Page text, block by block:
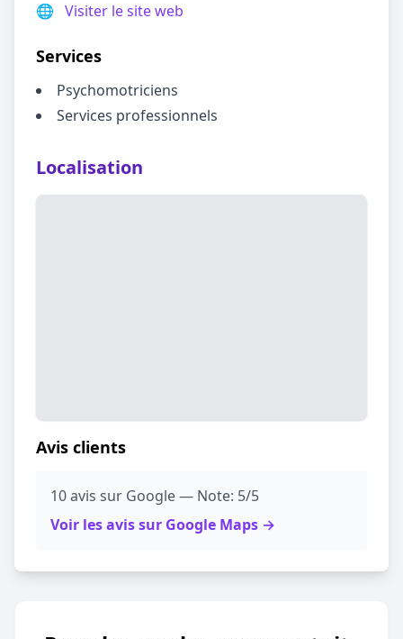
🌐 Visiter le site web
Services
Psychomotriciens
Services professionnels
Localisation
Avis clients
10 avis sur Google — Note: 5/5
Voir les avis sur Google Maps →